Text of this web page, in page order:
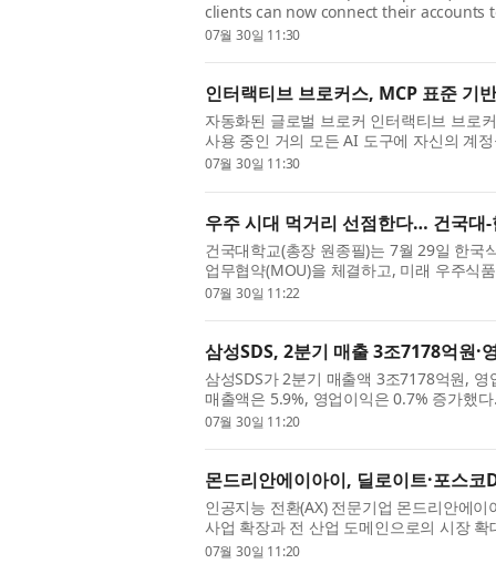
clients can now connect their accounts
limited to the certified marketplaces for
07월 30일 11:30
인터랙티브 브로커스, MCP 표준 기
자동화된 글로벌 브로커 인터랙티브 브로
사용 중인 거의 모든 AI 도구에 자신의 계
Claude 및 Grok의 인증 마켓플레이스를
07월 30일 11:30
우주 시대 먹거리 선점한다… 건국대
건국대학교(총장 원종필)는 7월 29일 한
업무협약(MOU)을 체결하고, 미래 우주식
우주항공청의 ‘우주기술실용화촉진지원사
07월 30일 11:22
삼성SDS, 2분기 매출 3조7178억원·
삼성SDS가 2분기 매출액 3조7178억원,
매출액은 5.9%, 영업이익은 0.7% 증가했
선 IT서비스 사업 부문 매출액은 전년 동기
07월 30일 11:20
몬드리안에이아이, 딜로이트·포스
인공지능 전환(AX) 전문기업 몬드리안에
사업 확장과 전 산업 도메인으로의 시장
상돈 CSO를 전격 영입했다고 30일 밝혔다
07월 30일 11:20